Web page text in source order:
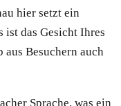
hier setzt ein
ist das Gesicht Ihres
aus Besuchern auch
Sprache, was ein